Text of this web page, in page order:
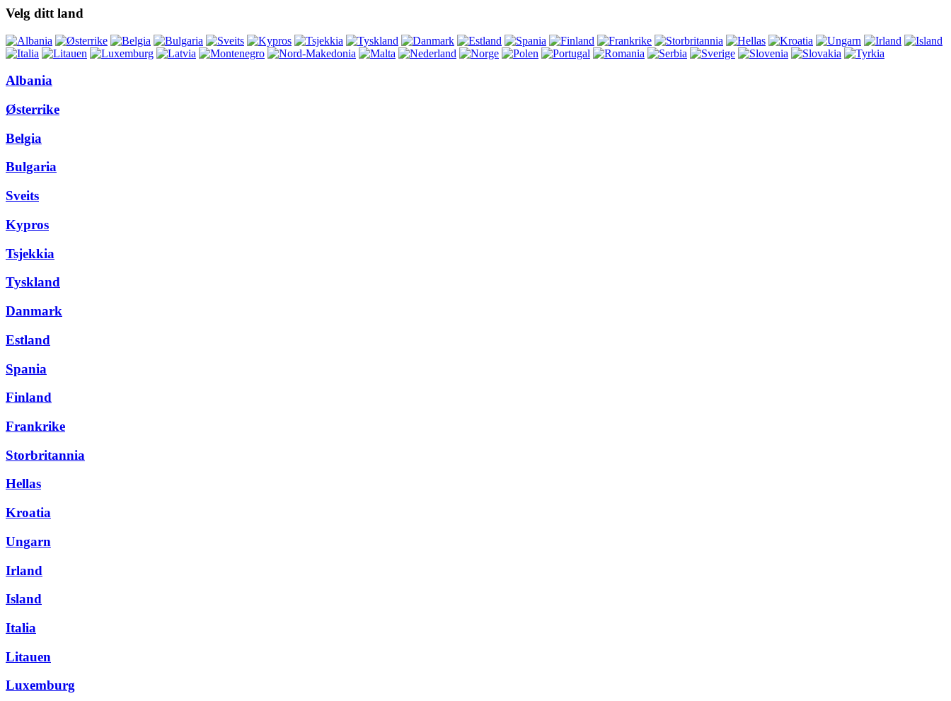
Velg ditt land
Albania
Østerrike
Belgia
Bulgaria
Sveits
Kypros
Tsjekkia
Tyskland
Danmark
Estland
Spania
Finland
Frankrike
Storbritannia
Hellas
Kroatia
Ungarn
Irland
Island
Italia
Litauen
Luxemburg